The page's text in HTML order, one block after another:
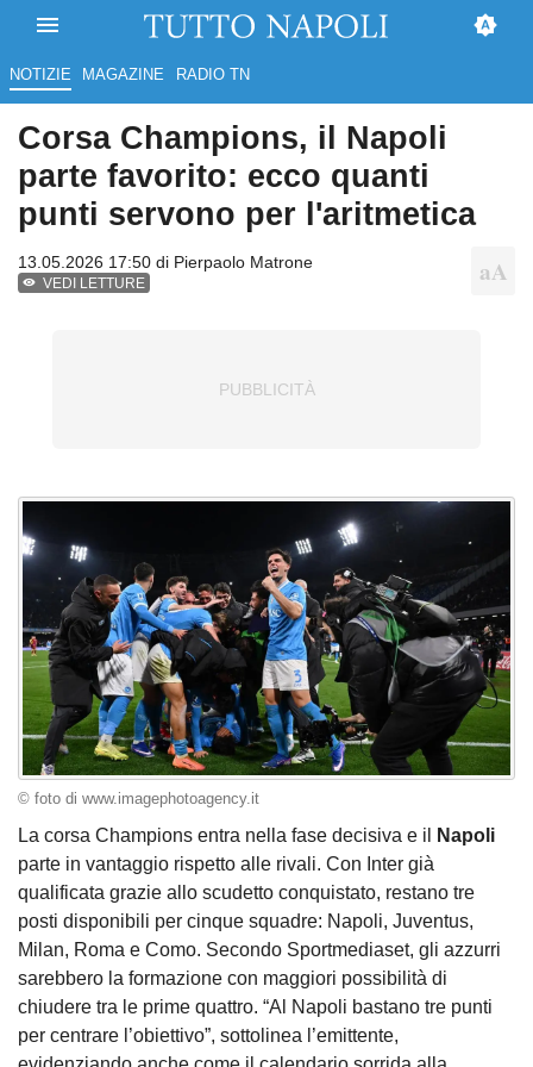
NOTIZIE MAGAZINE RADIO TN
Corsa Champions, il Napoli
parte favorito: ecco quanti
punti servono per l'aritmetica
13.05.2026 17:50 di Pierpaolo Matrone
VEDI LETTURE
© foto di www.imagephotoagency.it
La corsa Champions entra nella fase decisiva e il
Napoli
parte in vantaggio rispetto alle rivali. Con Inter già
qualificata grazie allo scudetto conquistato, restano tre
posti disponibili per cinque squadre: Napoli, Juventus,
Milan, Roma e Como. Secondo Sportmediaset, gli azzurri
sarebbero la formazione con maggiori possibilità di
chiudere tra le prime quattro. “Al Napoli bastano tre punti
per centrare l’obiettivo”, sottolinea l’emittente,